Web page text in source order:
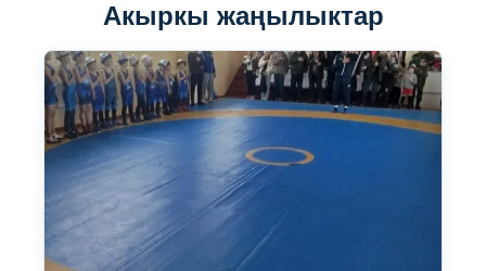
Акыркы жаңылыктар